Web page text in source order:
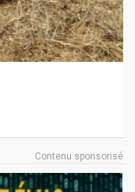
Contenu sponsorisé